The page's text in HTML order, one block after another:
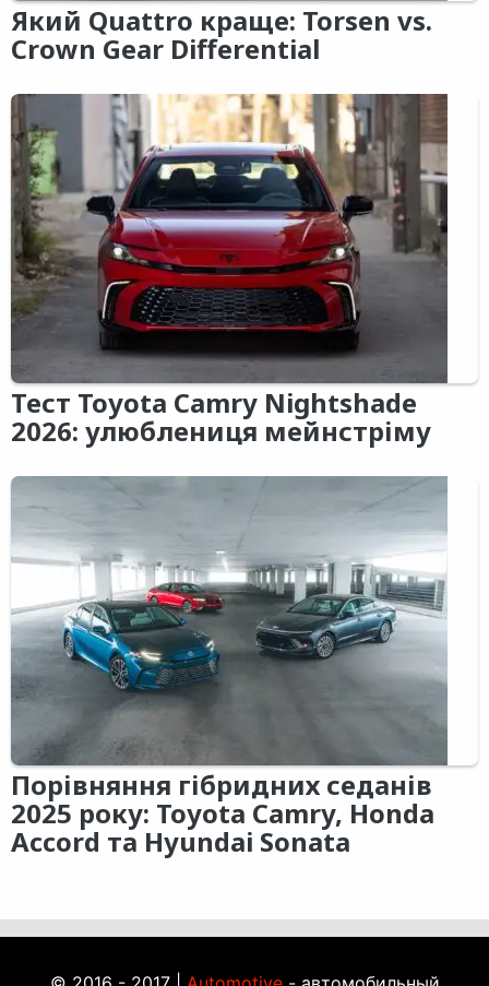
Який Quattro краще: Torsen vs.
Crown Gear Differential
Тест Toyota Camry Nightshade
2026: улюблениця мейнстріму
Порівняння гібридних седанів
2025 року: Toyota Camry, Honda
Accord та Hyundai Sonata